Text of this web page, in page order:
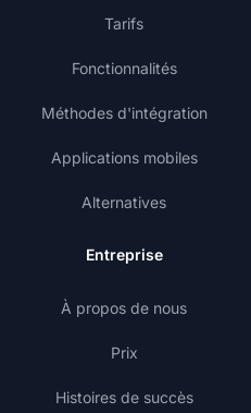
Tarifs
Fonctionnalités
Méthodes d'intégration
Applications mobiles
Alternatives
Entreprise
À propos de nous
Prix
Histoires de succès